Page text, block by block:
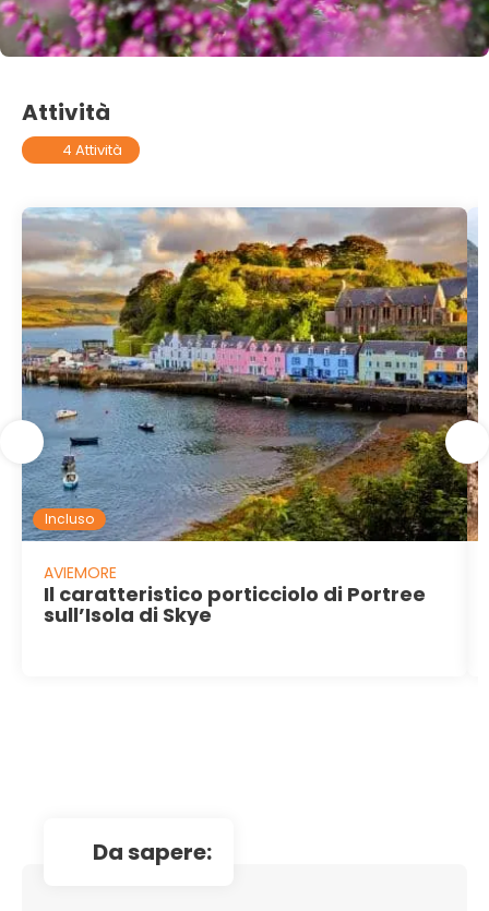
Attività
4 Attività
Incluso
AVIEMORE
Il caratteristico porticciolo di Portree
sull’Isola di Skye
da sapere: